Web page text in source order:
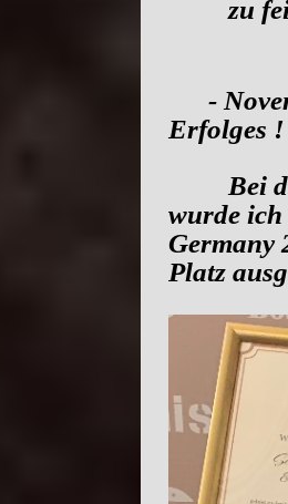
zu
-
Erfolges !
Bei den
wurde
Platz